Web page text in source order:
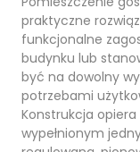
praktyczne
funkcjonalne
budynku lub
być na dowolny
potrzebami
Konstrukcja
wypełnionym